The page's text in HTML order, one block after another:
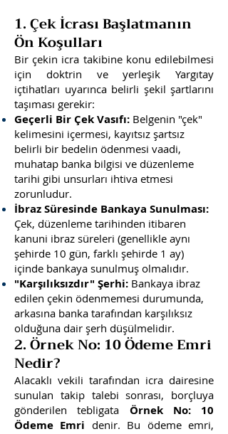
1. Çek İcrası Başlatmanın
Ön Koşulları
Bir çekin icra takibine konu edilebilmesi
için doktrin ve yerleşik Yargıtay
içtihatları uyarınca belirli şekil şartlarını
taşıması gerekir:
Geçerli Bir Çek Vasıfı: Belgenin "çek"
kelimesini içermesi, kayıtsız şartsız
belirli bir bedelin ödenmesi vaadi,
muhatap banka bilgisi ve düzenleme
tarihi gibi unsurları ihtiva etmesi
zorunludur.
İbraz Süresinde Bankaya Sunulması:
Çek, düzenleme tarihinden itibaren
kanuni ibraz süreleri (genellikle aynı
şehirde 10 gün, farklı şehirde 1 ay)
içinde bankaya sunulmuş olmalıdır.
"Karşılıksızdır" Şerhi: Bankaya ibraz
edilen çekin ödenmemesi durumunda,
arkasına banka tarafından karşılıksız
olduğuna dair şerh düşülmelidir.
2. Örnek No: 10 Ödeme Emri
Nedir?
Alacaklı vekili tarafından icra dairesine
sunulan takip talebi sonrası, borçluya
gönderilen tebligata Örnek No: 10
Ödeme Emri denir. Bu ödeme emri,